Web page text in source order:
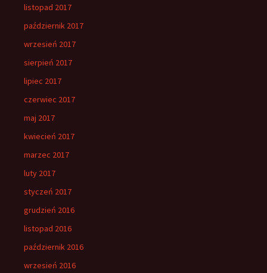
listopad 2017
październik 2017
wrzesień 2017
sierpień 2017
lipiec 2017
czerwiec 2017
maj 2017
kwiecień 2017
marzec 2017
luty 2017
styczeń 2017
grudzień 2016
listopad 2016
październik 2016
wrzesień 2016